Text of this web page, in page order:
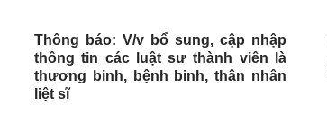
Thông báo: V/v bổ sung, cập nhập
thông tin các luật sư thành viên là
thương binh, bệnh binh, thân nhân
liệt sĩ